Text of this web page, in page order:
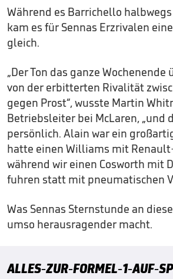
Während es Barrichello
kam es für Sennas Erzrivalen
gleich.
„Der Ton das ganze
von der erbitterten Rivalität
gegen Prost“, wusste Martin
Betriebsleiter bei McLaren, „und
persönlich. Alain war ein
hatte einen Williams mit
während wir einen Cosworth mit
fuhren statt mit pneumatischen
Was Sennas Sternstunde an
umso herausragender macht.
ALLES-ZUR-FORMEL-1-AUF-